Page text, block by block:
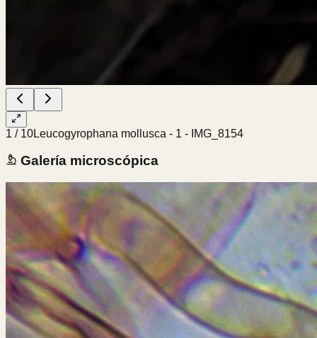
1 / 10Leucogyrophana mollusca - 1 - IMG_8154
Galería microscópica